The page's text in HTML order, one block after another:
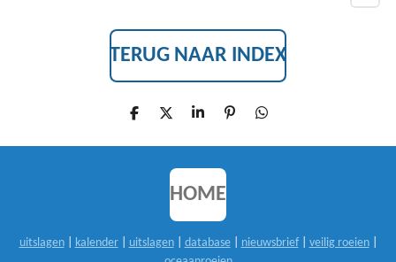
TERUG NAAR INDEX
D
L
D
E
S
A
P
N
D
L
HOME
uitslagen| kalender| uitslagen| database| nieuwsbrief| veilig roeien|